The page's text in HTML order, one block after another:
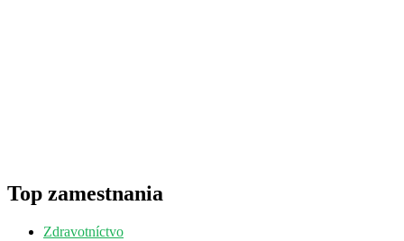
Top zamestnania
Zdravotníctvo